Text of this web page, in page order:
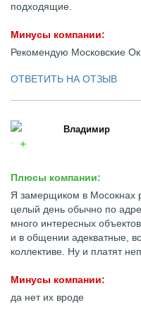
подходящие.
Минусы компании:
Рекомендую Московские
ОТВЕТИТЬ НА ОТЗЫВ
Владимир
Плюсы компании:
Я замерщиком в Мосокнах
целый день обычно по
много интересных
и в общении адекватные,
коллективе. Ну и платят
Минусы компании:
да нет их вроде